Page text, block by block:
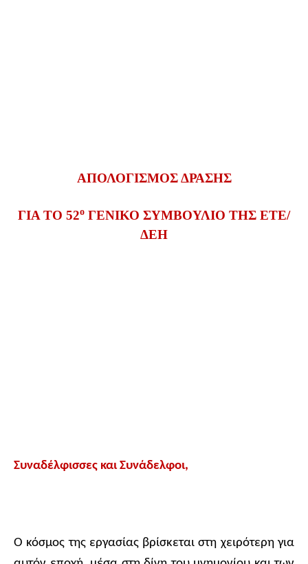
ΑΠΟΛΟΓΙΣΜΟΣ ΔΡΑΣΗΣ
ΓΙΑ ΤΟ 52ο ΓΕΝΙΚΟ ΣΥΜΒΟΥΛΙΟ ΤΗΣ ΕΤΕ/
ΔΕΗ
Συναδέλφισσες και Συνάδελφοι,
Ο κόσμος της εργασίας βρίσκεται στη χειρότερη για